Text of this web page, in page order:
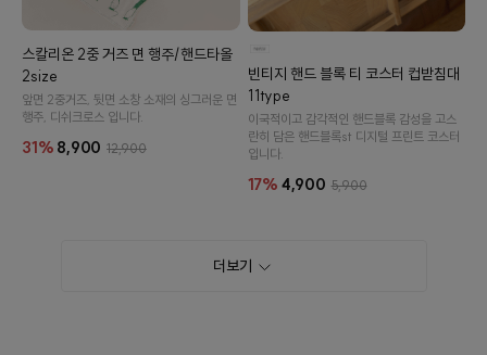
스칼리온 2중 거즈 면 행주/핸드타올
2size
앞면 2중거즈, 뒷면 소창 소재의 싱그러운 면
행주, 디쉬크로스 입니다.
31% 8,900 12,900
빈티지 핸드 블록 티 코스터 컵받침대
11type
이국적이고 감각적인 핸드블록 감성을 고스
란히 담은 핸드블록st 디지털 프린트 코스터
입니다.
17% 4,900 5,900
더보기